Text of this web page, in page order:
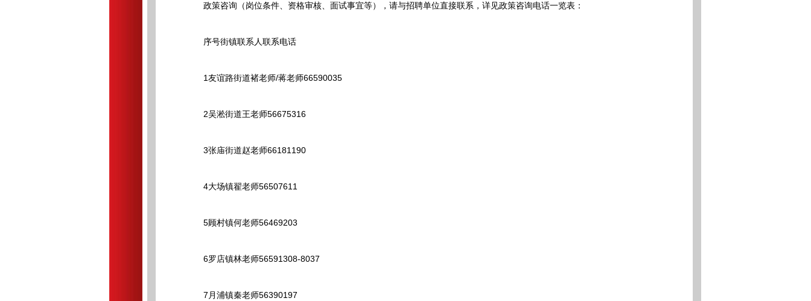
政策咨询（岗位条件、资格审核、面试事宜等），请与招聘单位直接联系，详见政策咨询电话一览表：
序号街镇联系人联系电话
1友谊路街道褚老师/蒋老师66590035
2吴淞街道王老师56675316
3张庙街道赵老师66181190
4大场镇翟老师56507611
5顾村镇何老师56469203
6罗店镇林老师56591308-8037
7月浦镇秦老师56390197